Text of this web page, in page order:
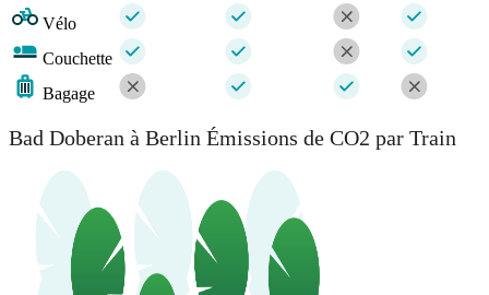
Vélo
Couchette
Bagage
Bad Doberan à Berlin Émissions de CO2 par Train